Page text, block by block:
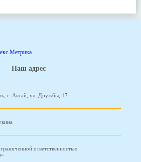
Наш адрес
г. Аксай, ул. Дружбы, 17
ответственностью